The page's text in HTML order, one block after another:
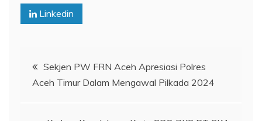
Linkedin
Navigasi
pos
Sekjen PW FRN Aceh Apresiasi Polres
Aceh Timur Dalam Mengawal Pilkada 2024